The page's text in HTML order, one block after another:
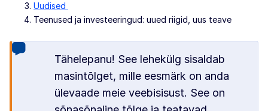
Uudised
Teenused ja investeeringud: uued riigid, uus teave
Tähelepanu! See lehekülg sisaldab
masintõlget, mille eesmärk on anda
ülevaade meie veebisisust. See on